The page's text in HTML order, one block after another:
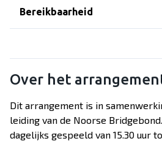
Bereikbaarheid
Over het
Dit arrangement is in
leiding van de Noorse
dagelijks gespeeld van 15.30 uur